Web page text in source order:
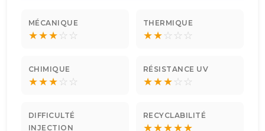
MÉCANIQUE
★★★☆ ☆
THERMIQUE
★★☆ ☆ ☆
CHIMIQUE
★★★☆ ☆
RÉSISTANCE UV
★★★☆ ☆
DIFFICULTÉ
INJECTION
RECYCLABILITÉ
★★★★★